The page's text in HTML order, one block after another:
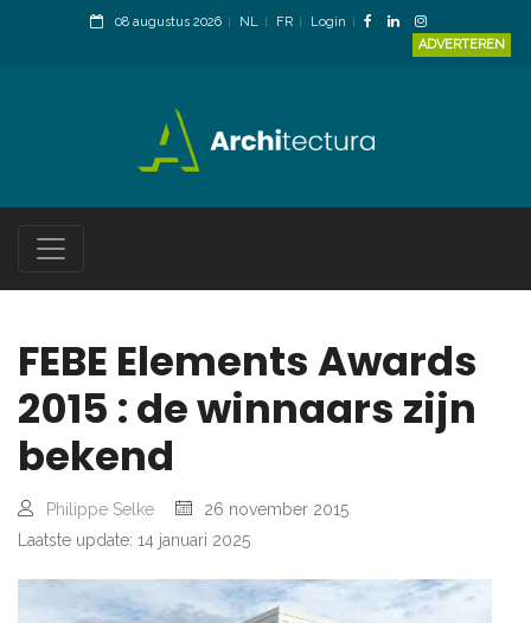
08 augustus 2026 NL FR
Login
ADVERTEREN
FEBE Elements Awards
2015 : de winnaars zijn
bekend
Philippe Selke
26 november 2015
Laatste update: 14 januari 2025